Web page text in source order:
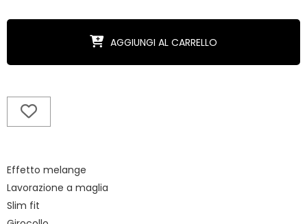
AGGIUNGI AL CARRELLO
Effetto melange
Lavorazione a maglia
Slim fit